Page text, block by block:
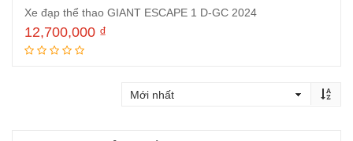
Xe đạp thể thao GIANT ESCAPE 1 D-GC 2024
12,700,000 ₫